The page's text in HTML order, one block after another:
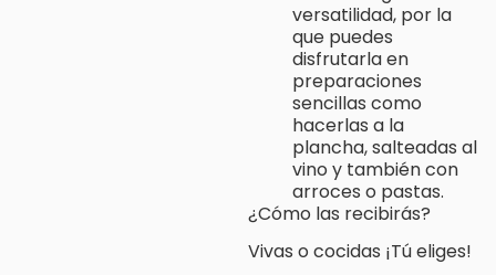
versatilidad, por la
que puedes
disfrutarla en
preparaciones
sencillas como
hacerlas a la
plancha, salteadas al
vino y también con
arroces o pastas.
¿Cómo las recibirás?
Vivas o cocidas ¡Tú eliges!